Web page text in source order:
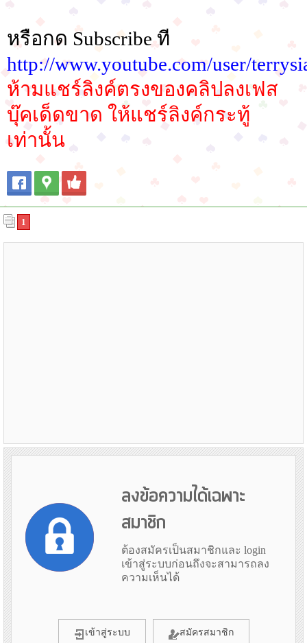
หรือกด Subscribe ที
http://www.youtube.com/user/
ห้ามแชร์ลิงค์ตรงของคลิปลงเฟส
บุ๊คเด็ดขาด ให้แชร์ลิงค์กระทู้
เท่านั้น
1
ลงข้อความได้เฉพาะ
สมาชิก
ต้องสมัครเป็นสมาชิกและ login
เข้าสู่ระบบก่อนถึงจะสามารถลง
ความเห็นได้
เข้าสู่ระบบ สมัครสมาชิก